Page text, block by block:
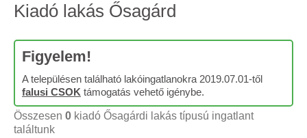
Kiadó lakás Ősagárd
Figyelem!
A településen található lakóingatlanokra 2019.07.01-től
falusi CSOK támogatás vehető igénybe.
Összesen 0 kiadó Ősagárdi lakás típusú ingatlant
találtunk